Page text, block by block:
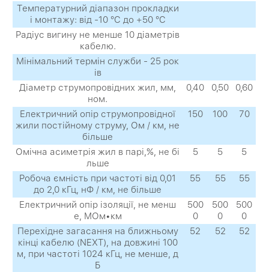
Температурний діапазон прокладки
і монтажу: від -10 °C до +50 °C
Радіус вигину не менше 10 діаметрів
кабелю.
Мінімальний термін служби - 25 рок
ів
Діаметр струмопровідних жил, мм,
ном.
0,40 0,50 0,60
Електричний опір струмопровідної
жили постійному струму, Ом / км, не
більше
150 100 70
Омічна асиметрія жил в парі,%, не бі
льше
5 5 5
Робоча ємність при частоті від 0,01
до 2,0 кГц, нФ / км, не більше
55 55 55
Електричний опір ізоляції, не менш
е, МОм•км
500
0
500
0
500
0
Перехідне загасання на ближньому
кінці кабелю (NEXT), на довжині 100
м, при частоті 1024 кГц, не менше, д
Б
52 52 52